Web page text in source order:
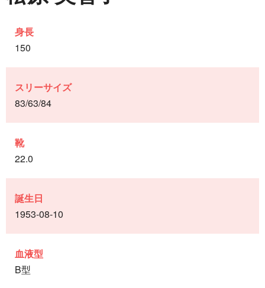
身長
150
スリーサイズ
83/63/84
靴
22.0
誕生日
1953-08-10
血液型
B型